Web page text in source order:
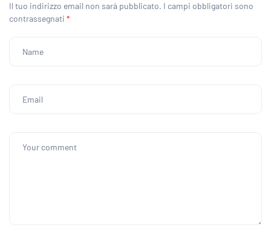
Il tuo indirizzo email non sarà pubblicato. I campi obbligatori sono
contrassegnati *